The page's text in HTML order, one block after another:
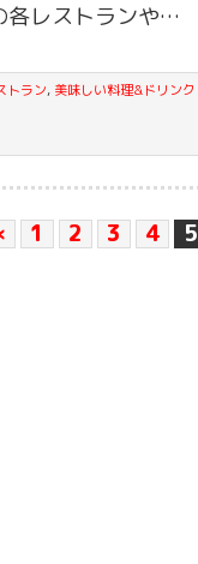
各レストランや…
トラン, 美味しい料理&ドリンク
1 2 3 4 5